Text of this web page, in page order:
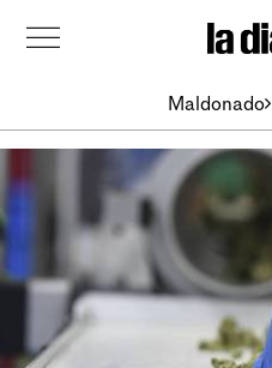
Maldonado